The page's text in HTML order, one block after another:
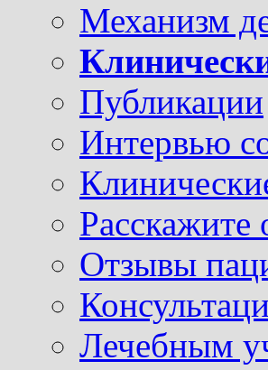
Механизм
Публикации
Интервью
Отзывы
Лечебным